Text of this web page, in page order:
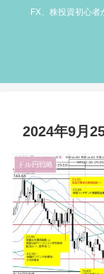
FX、株投資初心者
2024年9月
ドル円戦略